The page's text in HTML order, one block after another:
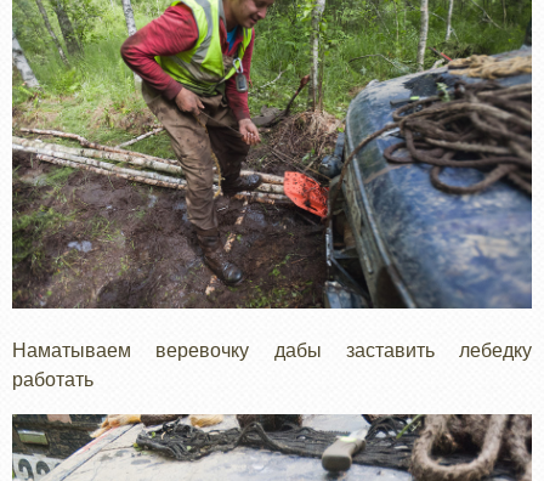
Наматываем веревочку дабы заставить лебедку
работать